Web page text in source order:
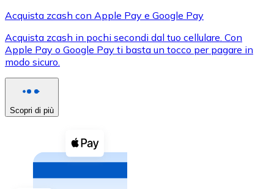
XRP
XRP
Vedi tutto
Buoni cripto
Acquista criptovalute in contanti e altri mezzi di
Acquista con contanti
Acquista zcash con Apple Pay e Google Pay
Acquista zcash in pochi secondi dal tuo cellulare. Con
Apple Pay o Google Pay ti basta un tocco per pagare in
modo sicuro.
Scopri di più